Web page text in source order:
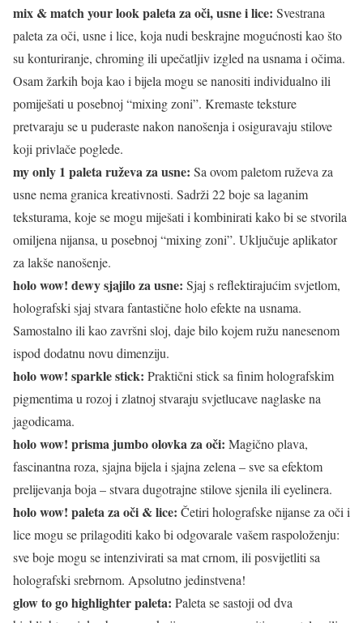
mix & match your look paleta za oči, usne i lice: Svestrana
paleta za oči, usne i lice, koja nudi beskrajne mogućnosti kao što
su konturiranje, chroming ili upečatljiv izgled na usnama i očima.
Osam žarkih boja kao i bijela mogu se nanositi individualno ili
pomiješati u posebnoj “mixing zoni”. Kremaste teksture
pretvaraju se u puderaste nakon nanošenja i osiguravaju stilove
koji privlače poglede.
my only 1 paleta ruževa za usne: Sa ovom paletom ruževa za
usne nema granica kreativnosti. Sadrži 22 boje sa laganim
teksturama, koje se mogu miješati i kombinirati kako bi se stvorila
omiljena nijansa, u posebnoj “mixing zoni”. Uključuje aplikator
za lakše nanošenje.
holo wow! dewy sjajilo za usne: Sjaj s reflektirajućim svjetlom,
holografski sjaj stvara fantastične holo efekte na usnama.
Samostalno ili kao završni sloj, daje bilo kojem ružu nanesenom
ispod dodatnu novu dimenziju.
holo wow! sparkle stick: Praktični stick sa finim holografskim
pigmentima u rozoj i zlatnoj stvaraju svjetlucave naglaske na
jagodicama.
holo wow! prisma jumbo olovka za oči: Magično plava,
fascinantna roza, sjajna bijela i sjajna zelena – sve sa efektom
prelijevanja boja – stvara dugotrajne stilove sjenila ili eyelinera.
holo wow! paleta za oči & lice: Četiri holografske nijanse za oči i
lice mogu se prilagoditi kako bi odgovarale vašem raspoloženju:
sve boje mogu se intenzivirati sa mat crnom, ili posvijetliti sa
holografski srebrnom. Apsolutno jedinstvena!
glow to go highlighter paleta: Paleta se sastoji od dva